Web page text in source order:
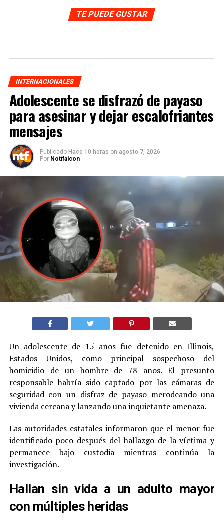
TE PUEDE GUSTAR
INTERNACIONALES
Adolescente se disfrazó de payaso
para asesinar y dejar escalofriantes
mensajes
Publicado Hace 10 horas on agosto 7, 2026
Por Notifalcon
Un adolescente de 15 años fue detenido en Illinois,
Estados Unidos, como principal sospechoso del
homicidio de un hombre de 78 años. El presunto
responsable habría sido captado por las cámaras de
seguridad con un disfraz de payaso merodeando una
vivienda cercana y lanzando una inquietante amenaza.
Las autoridades estatales informaron que el menor fue
identificado poco después del hallazgo de la víctima y
permanece bajo custodia mientras continúa la
investigación.
Hallan sin vida a un adulto mayor
con múltiples heridas